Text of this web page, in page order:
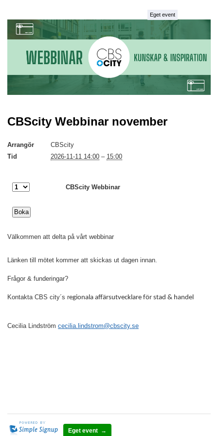
Eget event
CBScity Webbinar november
Arrangör
CBScity
Tid
2026-11-11 14:00 – 15:00
CBScity Webbinar
Välkommen att delta på vårt webbinar
Länken till mötet kommer att skickas ut dagen innan.
Frågor & funderingar?
Kontakta CBS city´s regionala affärsutvecklare för stad & handel
Cecilia Lindström cecilia.lindstrom@cbscity.se
Eget event →